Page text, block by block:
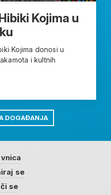
Kojima u
Kojima donosi u
i kultnih
DOGAĐANJA
se
se